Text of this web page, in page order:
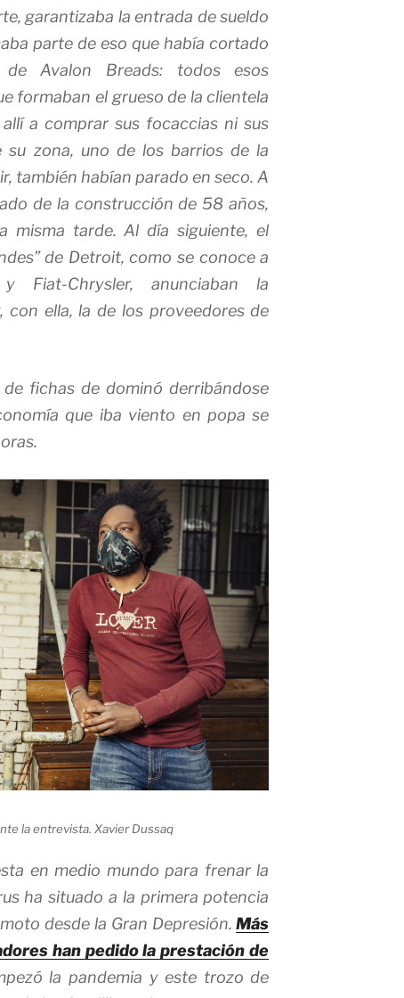
garantizaba la entrada de sueldo
parte de eso que había cortado
Avalon Breads: todos esos
formaban el grueso de la clientela
a comprar sus focaccias ni sus
su zona, uno de los barrios de la
también habían parado en seco. A
de la construcción de 58 años,
misma tarde. Al día siguiente, el
de Detroit, como se conoce a
Fiat-Chrysler, anunciaban la
con ella, la de los proveedores de
fichas de dominó derribándose
que iba viento en popa se
la entrevista.Xavier Dussaq
en medio mundo para frenar la
ha situado a la primera potencia
desde la Gran Depresión.Más
han pedido la prestación de
la pandemia y este trozo de